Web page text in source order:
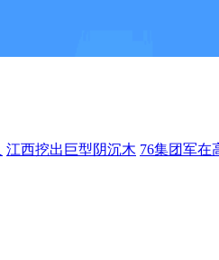
江西挖出巨型阴沉木 76集团军在